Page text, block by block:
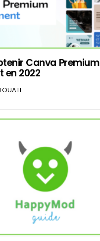
Canva Premium
en 2022